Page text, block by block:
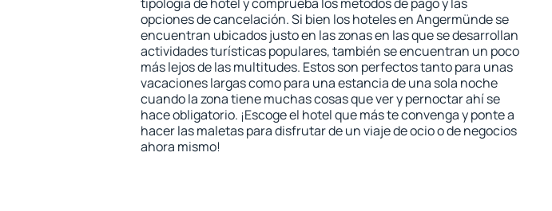
opciones de cancelación. Si bien los hoteles en Angermünde se
encuentran ubicados justo en las zonas en las que se desarrollan
actividades turísticas populares, también se encuentran un poco
más lejos de las multitudes. Estos son perfectos tanto para unas
vacaciones largas como para una estancia de una sola noche
cuando la zona tiene muchas cosas que ver y pernoctar ahí se
hace obligatorio. ¡Escoge el hotel que más te convenga y ponte a
hacer las maletas para disfrutar de un viaje de ocio o de negocios
ahora mismo!